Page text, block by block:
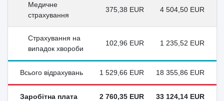
Медичне
страхування
375,38 EUR 4 504,50 EUR
Страхування на
випадок хвороби
102,96 EUR 1 235,52 EUR
Всього відрахувань 1 529,66 EUR 18 355,86 EUR
Заробітна плата
2 760,35 EUR 33 124,14 EUR